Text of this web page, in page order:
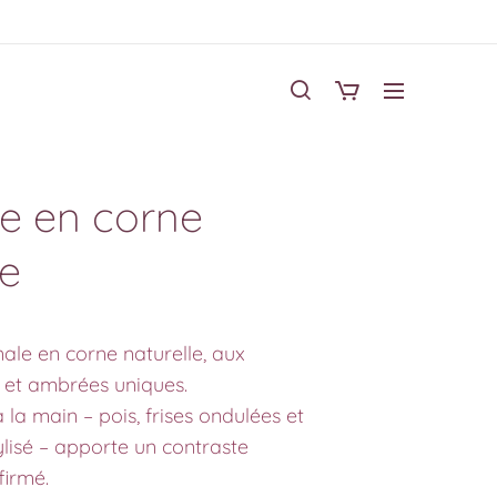
en corne
en corne naturelle, aux
ambrées uniques.
main – pois, frises ondulées et
– apporte un contraste